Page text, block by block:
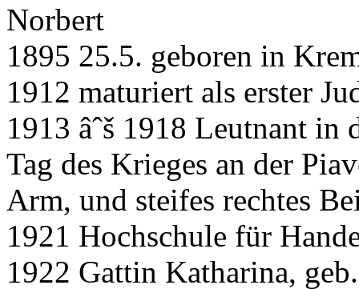
Norbert
1895 25.5. geboren in
1912 maturiert als erster
1913 âˆš 1918 Leutnant in
Tag des Krieges an der
Arm, und steifes rechtes
1921 Hochschule für
1922 Gattin Katharina,